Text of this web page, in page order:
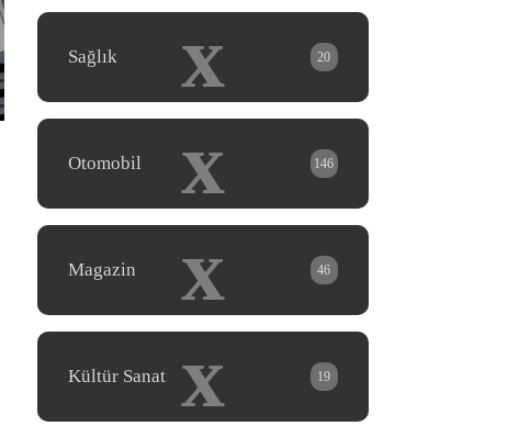
x
Sağlık 20
x
Otomobil 146
x
Magazin 46
x
Kültür Sanat 19